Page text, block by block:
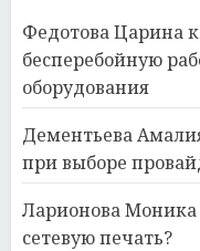
Федотова Царина
бесперебойную
оборудования
Дементьева
при выборе
Ларионова Моника
сетевую печать?